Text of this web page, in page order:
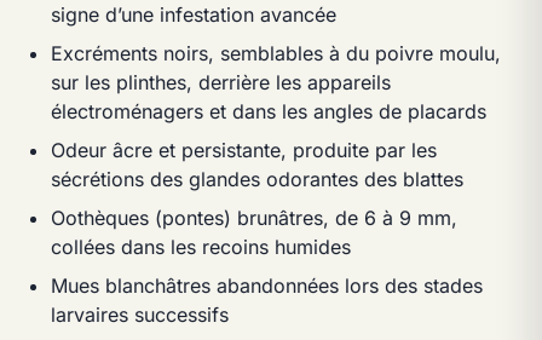
signe d’une infestation avancée
Excréments noirs, semblables à du poivre moulu,
sur les plinthes, derrière les appareils
électroménagers et dans les angles de placards
Odeur âcre et persistante, produite par les
sécrétions des glandes odorantes des blattes
Oothèques (pontes) brunâtres, de 6 à 9 mm,
collées dans les recoins humides
Mues blanchâtres abandonnées lors des stades
larvaires successifs